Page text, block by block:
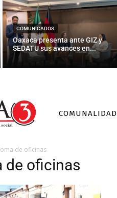
COMUNICADOS
Oaxaca presenta ante GIZ y
SEDATU sus avances en...
COMUNALIDAD
de oficinas
de oficinas